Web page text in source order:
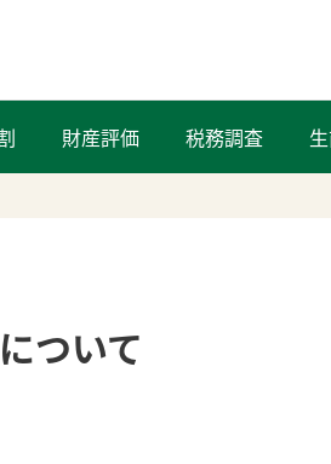
財産評価 税務調査
ついて